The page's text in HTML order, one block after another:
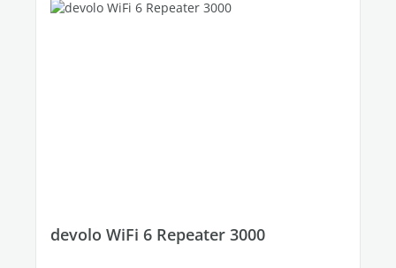
devolo WiFi 6 Repeater 3000